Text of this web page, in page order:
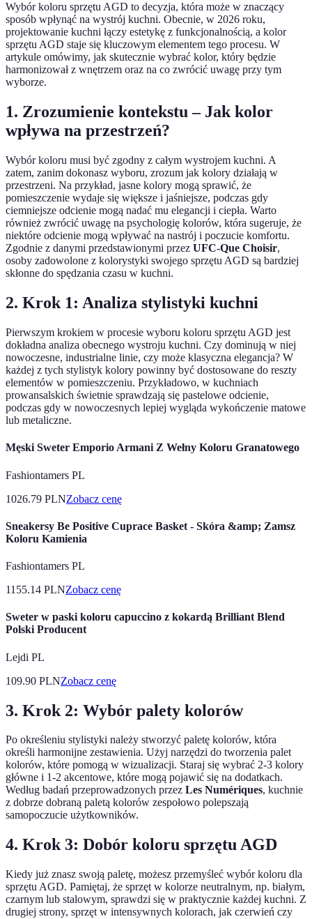
Wybór koloru sprzętu AGD to decyzja, która może w znaczący
sposób wpłynąć na wystrój kuchni. Obecnie, w 2026 roku,
projektowanie kuchni łączy estetykę z funkcjonalnością, a kolor
sprzętu AGD staje się kluczowym elementem tego procesu. W
artykule omówimy, jak skutecznie wybrać kolor, który będzie
harmonizował z wnętrzem oraz na co zwrócić uwagę przy tym
wyborze.
1. Zrozumienie kontekstu – Jak kolor
wpływa na przestrzeń?
Wybór koloru musi być zgodny z całym wystrojem kuchni. A
zatem, zanim dokonasz wyboru, zrozum jak kolory działają w
przestrzeni. Na przykład, jasne kolory mogą sprawić, że
pomieszczenie wydaje się większe i jaśniejsze, podczas gdy
ciemniejsze odcienie mogą nadać mu elegancji i ciepła. Warto
również zwrócić uwagę na psychologię kolorów, która sugeruje, że
niektóre odcienie mogą wpływać na nastrój i poczucie komfortu.
Zgodnie z danymi przedstawionymi przez UFC-Que Choisir,
osoby zadowolone z kolorystyki swojego sprzętu AGD są bardziej
skłonne do spędzania czasu w kuchni.
2. Krok 1: Analiza stylistyki kuchni
Pierwszym krokiem w procesie wyboru koloru sprzętu AGD jest
dokładna analiza obecnego wystroju kuchni. Czy dominują w niej
nowoczesne, industrialne linie, czy może klasyczna elegancja? W
każdej z tych stylistyk kolory powinny być dostosowane do reszty
elementów w pomieszczeniu. Przykładowo, w kuchniach
prowansalskich świetnie sprawdzają się pastelowe odcienie,
podczas gdy w nowoczesnych lepiej wygląda wykończenie matowe
lub metaliczne.
Męski Sweter Emporio Armani Z Wełny Koloru Granatowego
Fashiontamers PL
1026.79 PLNZobacz cenę
Sneakersy Be Positive Cuprace Basket - Skóra &amp; Zamsz
Koloru Kamienia
Fashiontamers PL
1155.14 PLNZobacz cenę
Sweter w paski koloru capuccino z kokardą Brilliant Blend
Polski Producent
Lejdi PL
109.90 PLNZobacz cenę
3. Krok 2: Wybór palety kolorów
Po określeniu stylistyki należy stworzyć paletę kolorów, która
określi harmonijne zestawienia. Użyj narzędzi do tworzenia palet
kolorów, które pomogą w wizualizacji. Staraj się wybrać 2-3 kolory
główne i 1-2 akcentowe, które mogą pojawić się na dodatkach.
Według badań przeprowadzonych przez Les Numériques, kuchnie
z dobrze dobraną paletą kolorów zespołowo polepszają
samopoczucie użytkowników.
4. Krok 3: Dobór koloru sprzętu AGD
Kiedy już znasz swoją paletę, możesz przemyśleć wybór koloru dla
sprzętu AGD. Pamiętaj, że sprzęt w kolorze neutralnym, np. białym,
czarnym lub stalowym, sprawdzi się w praktycznie każdej kuchni. Z
drugiej strony, sprzęt w intensywnych kolorach, jak czerwień czy